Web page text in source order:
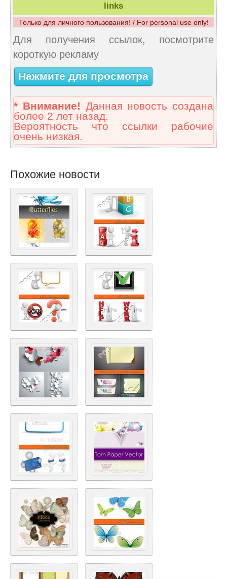
links
Только для личного пользования! / For personal use only!
Для получения ссылок, посмотрите
короткую рекламу
Нажмите для просмотра
* Внимание! Данная новость создана
более 2 лет назад.
Вероятность что ссылки рабочие
очень низкая.
Похожие новости